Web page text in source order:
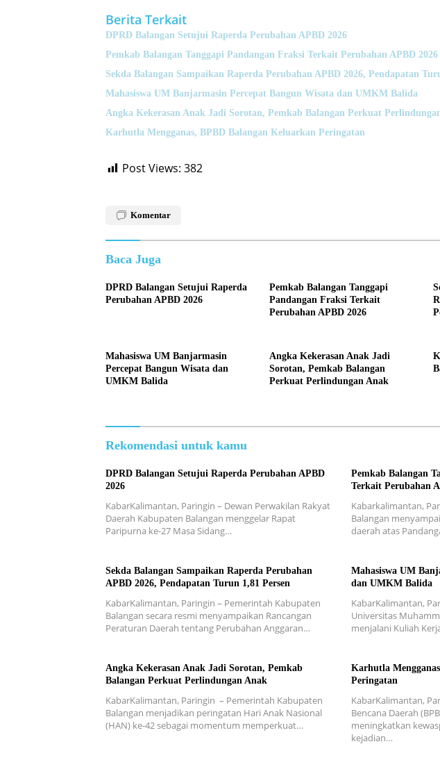
Berita Terkait
DPRD Balangan Setujui Raperda Perubahan APBD 2026
Pemkab Balangan Tanggapi Pandangan Fraksi Terkait Perubahan APBD 2026
Sekda Balangan Sampaikan Raperda Perubahan APBD 2026, Pendapatan
Mahasiswa UM Banjarmasin Percepat Bangun Wisata dan UMKM Balida
Angka Kekerasan Anak Jadi Sorotan, Pemkab Balangan Perkuat
Karhutla Mengganas, BPBD Balangan Keluarkan Peringatan
Post Views: 382
Komentar
Baca Juga
DPRD Balangan Setujui Raperda
Perubahan APBD 2026
Pemkab Balangan Tanggapi
Pandangan Fraksi Terkait
Perubahan APBD 2026
Mahasiswa UM Banjarmasin
Percepat Bangun Wisata dan
UMKM Balida
Angka Kekerasan Anak Jadi
Sorotan, Pemkab Balangan
Perkuat Perlindungan Anak
Rekomendasi untuk kamu
DPRD Balangan Setujui Raperda Perubahan APBD
2026
KabarKalimantan, Paringin – Dewan Perwakilan Rakyat
Daerah Kabupaten Balangan menggelar Rapat
Paripurna ke-27 Masa Sidang…
Pemkab Balangan
Terkait Perubahan
Kabarkalimantan,
Balangan
daerah atas
Sekda Balangan Sampaikan Raperda Perubahan
APBD 2026, Pendapatan Turun 1,81 Persen
KabarKalimantan, Paringin – Pemerintah Kabupaten
Balangan secara resmi menyampaikan Rancangan
Peraturan Daerah tentang Perubahan Anggaran…
Mahasiswa UM
dan UMKM Balida
KabarKalimantan,
Universitas
menjalani Kuliah
Angka Kekerasan Anak Jadi Sorotan, Pemkab
Balangan Perkuat Perlindungan Anak
KabarKalimantan, Paringin – Pemerintah Kabupaten
Balangan menjadikan peringatan Hari Anak Nasional
(HAN) ke-42 sebagai momentum memperkuat…
Karhutla
Peringatan
KabarKalimantan,
Bencana Daerah
meningkatkan
kejadian…